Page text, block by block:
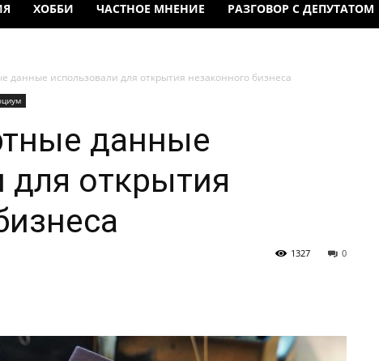
ХОББИ ЧАСТНОЕ МНЕНИЕ РАЗГОВОР С ДЕПУТАТОМ
данные использовали для открытия незаконного бизнеса
данные
для открытия
0
1327